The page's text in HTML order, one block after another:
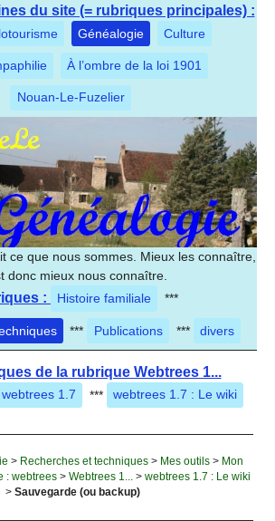
du site (= rubriques principales) :
Généalogie Culture
À l’ombre de la loi 1901
Nouan-Le-Fuzelier
ce que nous sommes. Mieux les connaître,
donc mieux nous connaître.
: Histoire familiale ***
*** Publications *** divers
de la rubrique Webtrees 1...
1.7 *** webtrees 1.7 : Le wiki
> Recherches et techniques> Mes outils> Mon
: webtrees > Webtrees 1... > webtrees 1.7 : Le wiki
> Sauvegarde (ou backup)